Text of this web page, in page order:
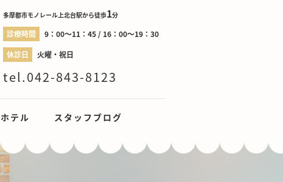
多摩都市モノレール上北台駅から徒歩1分
診療時間
9：00～11：45 / 16：00～19：30
休診日
火曜・祝日
tel.042-843-8123
テル スタッフブログ